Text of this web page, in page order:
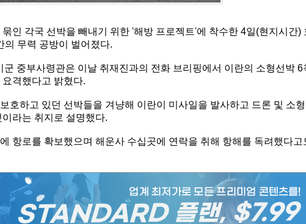
인 각국 선박을 빼내기 위한 '해방 프로젝트'에 착수한 4일(현지시간)
의 무력 공방이 벌어졌다.
군 중부사령관은 이날 취재진과의 전화 브리핑에서 이란의 소형선박 6
격했다고 밝혔다.
호하고 있던 선박들을 겨냥해 이란이 미사일을 발사하고 드론 및 소형
라는 취지로 설명했다.
항로를 확보했으며 해운사 수십곳에 연락을 취해 항해를 독려했다고